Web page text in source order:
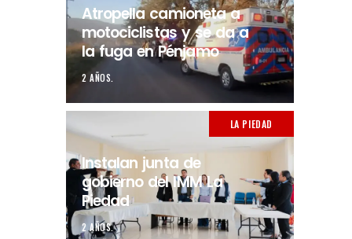
Atropella camioneta a
motociclistas y se da a
la fuga en Pénjamo
2 AÑOS.
LA PIEDAD
Instalan junta de
gobierno del IMM La
Piedad
2 AÑOS.